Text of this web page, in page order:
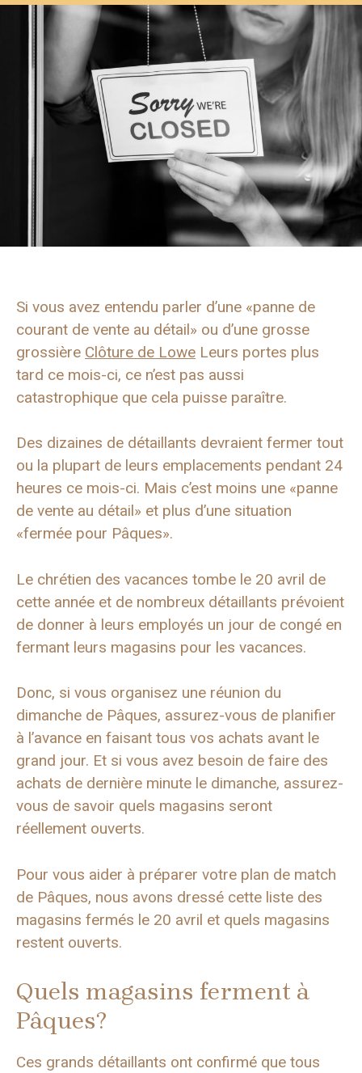
Si vous avez entendu parler d’une «panne de
courant de vente au détail» ou d’une grosse
grossière Clôture de Lowe Leurs portes plus
tard ce mois-ci, ce n’est pas aussi
catastrophique que cela puisse paraître.
Des dizaines de détaillants devraient fermer tout
ou la plupart de leurs emplacements pendant 24
heures ce mois-ci. Mais c’est moins une «panne
de vente au détail» et plus d’une situation
«fermée pour Pâques».
Le chrétien des vacances tombe le 20 avril de
cette année et de nombreux détaillants prévoient
de donner à leurs employés un jour de congé en
fermant leurs magasins pour les vacances.
Donc, si vous organisez une réunion du
dimanche de Pâques, assurez-vous de planifier
à l’avance en faisant tous vos achats avant le
grand jour. Et si vous avez besoin de faire des
achats de dernière minute le dimanche, assurez-
vous de savoir quels magasins seront
réellement ouverts.
Pour vous aider à préparer votre plan de match
de Pâques, nous avons dressé cette liste des
magasins fermés le 20 avril et quels magasins
restent ouverts.
Quels magasins ferment à
Pâques?
Ces grands détaillants ont confirmé que tous